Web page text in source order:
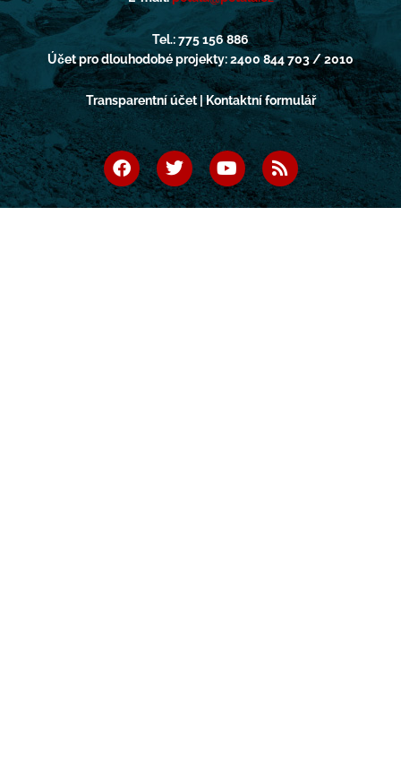
Tel.: 775 156 886
Účet pro dlouhodobé projekty: 2400 844 703 / 2010
Transparentní účet | Kontaktní formulář
F
a
c
e
T
w
i
t
Y
o
u
t
R
s
s